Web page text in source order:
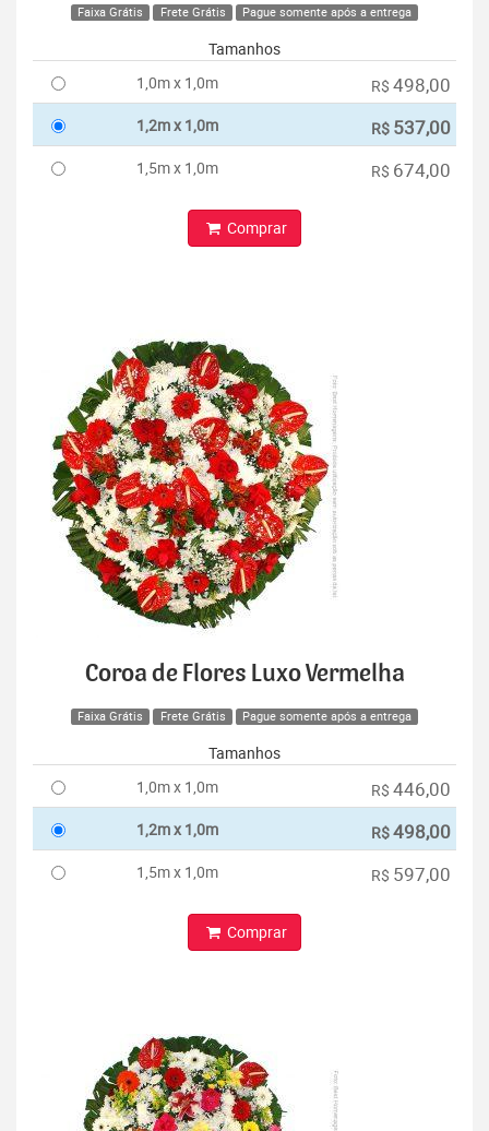
Faixa Grátis Frete Grátis Pague somente após a entrega
Tamanhos
1,0m x 1,0m
R$ 498,00
1,2m x 1,0m R$ 537,00
1,5m x 1,0m R$ 674,00
Comprar
Coroa de Flores Luxo Vermelha
Faixa Grátis Frete Grátis Pague somente após a entrega
Tamanhos
1,0m x 1,0m
R$ 446,00
1,2m x 1,0m R$498,00
1,5m x 1,0m R$ 597,00
Comprar